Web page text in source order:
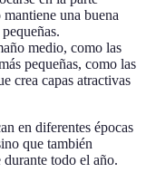
una buena
medio, como las
pequeñas, como las
crea capas atractivas
en diferentes épocas
que también
todo el año.